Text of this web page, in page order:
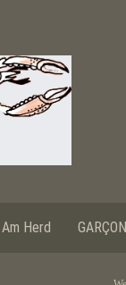
Herd GARÇON